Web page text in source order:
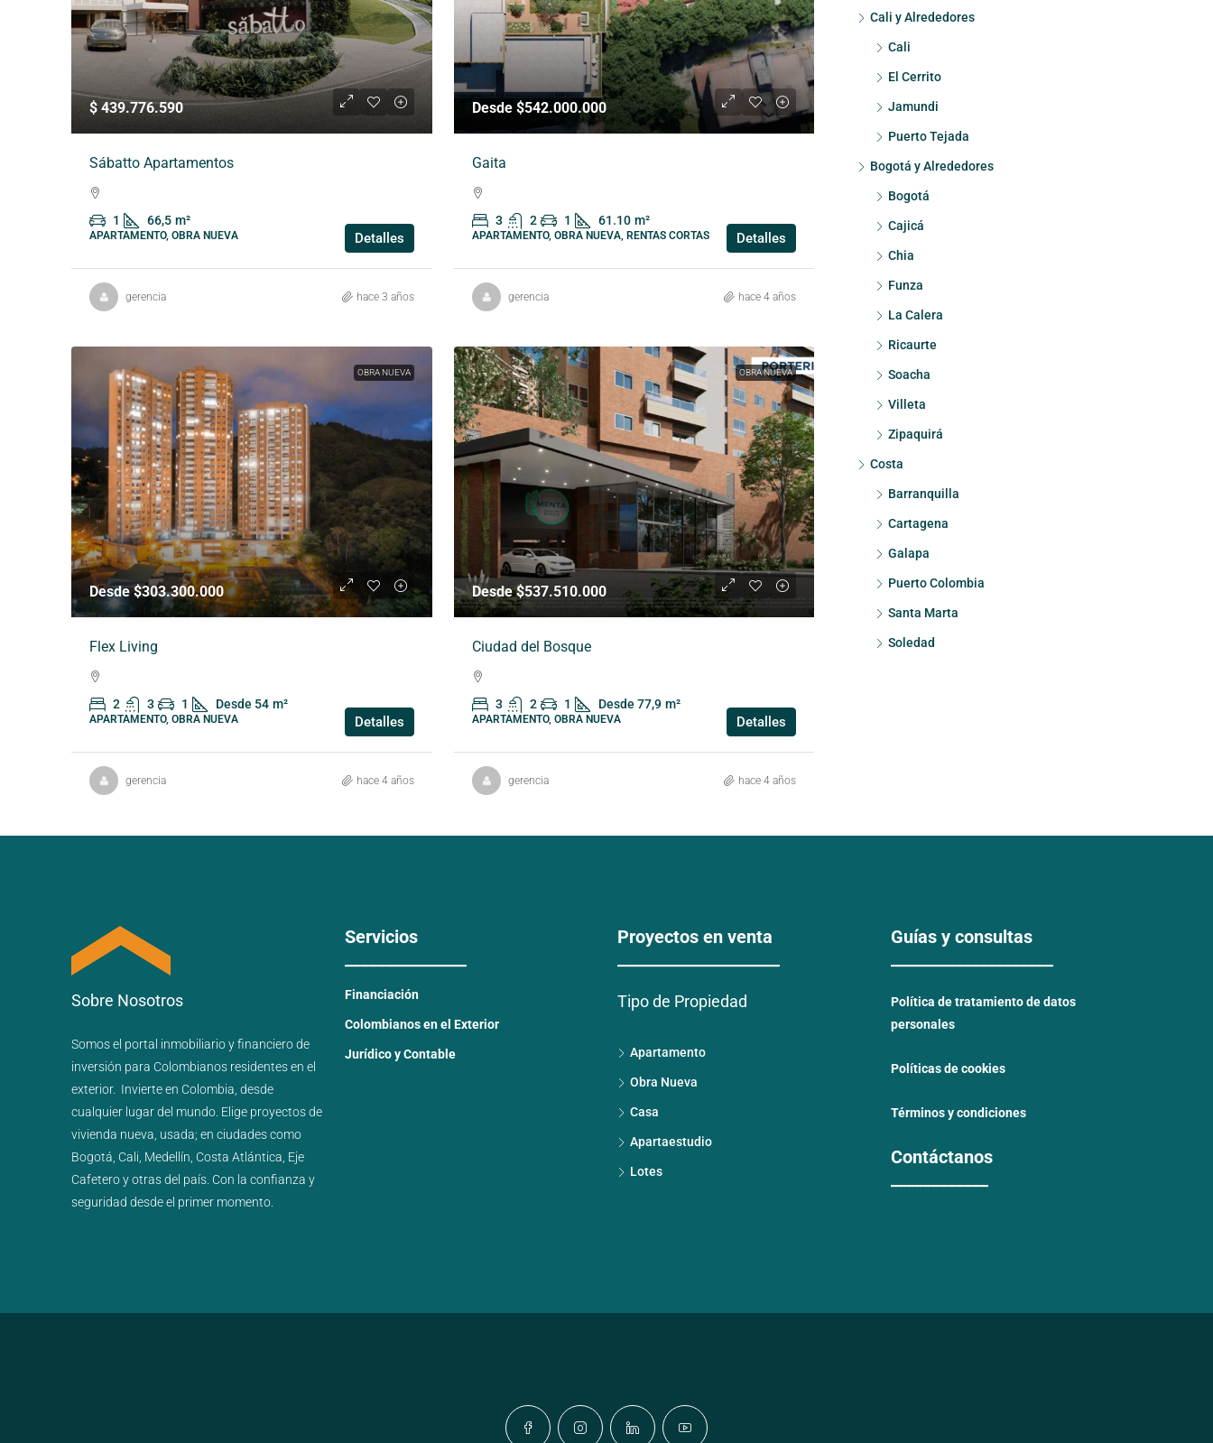
$ 439.776.590
Sábatto Apartamentos
1 66,5 m²
APARTAMENTO, OBRA NUEVA Detalles
gerencia hace 3 años
Desde $542.000.000
Gaita
3 2 1 61.10 m²
APARTAMENTO, OBRA NUEVA, RENTAS CORTAS Detalles
gerencia hace 4 años
OBRA NUEVA
Desde $303.300.000
Flex Living
2 3 1 Desde 54 m²
APARTAMENTO, OBRA NUEVA Detalles
gerencia hace 4 años
OBRA NUEVA
Desde $537.510.000
Ciudad del Bosque
3 2 1 Desde 77,9 m²
APARTAMENTO, OBRA NUEVA Detalles
gerencia hace 4 años
Cali y Alrededores
Cali
El Cerrito
Jamundi
Puerto Tejada
Bogotá y Alrededores
Bogotá
Cajicá
Chia
Funza
La Calera
Ricaurte
Soacha
Villeta
Zipaquirá
Costa
Barranquilla
Cartagena
Galapa
Puerto Colombia
Santa Marta
Soledad
Sobre Nosotros
Somos el portal inmobiliarioyfinancierode
inversión para Colombianos residentes en el
exterior. Invierte en Colombia, desde
cualquier lugar del mundo. Elige proyectos de
vivienda nueva usada; en ciudades como
Bogotá Cali Medellín Costa Atlántica Eje
Cafeteroyotras del país . Con la confianza y
seguridad desde el primer momento.
Servicios
Financiación
Colombianos en el Exterior
Jurídico y Contable
Proyectos en venta
Tipo de Propiedad
Apartamento
Obra Nueva
Casa
Apartaestudio
Lotes
Guías y consultas
Política de tratamiento de datos
personales
Políticas de cookies
Términos y condiciones
Contáctanos